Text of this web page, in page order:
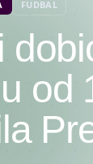
FUDBAL
od